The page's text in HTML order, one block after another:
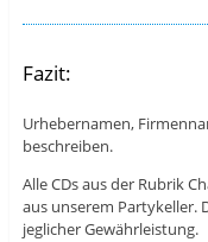
Fazit:
Urhebernamen,
beschreiben.
Alle CDs aus der Rubrik
aus unserem Partykeller.
jeglicher Gewährleistung.